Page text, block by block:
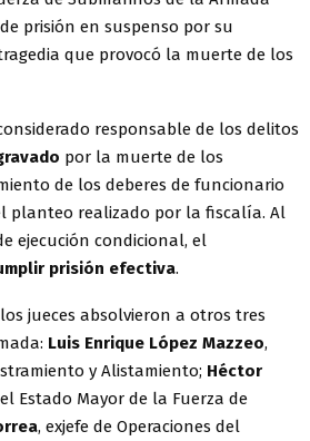
prisión en suspenso por su
que provocó la muerte de los
responsable de los delitos
por la muerte de los
de los deberes de funcionario
planteo realizado por la fiscalía. Al
ejecución condicional, el
prisión efectiva.
jueces absolvieron a otros tres
Luis Enrique López Mazzeo,
y Alistamiento; Héctor
Estado Mayor de la Fuerza de
, exjefe de Operaciones del